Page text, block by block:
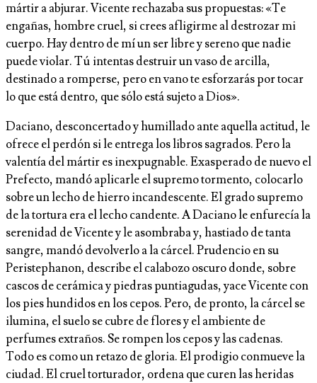
mártir a abjurar. Vicente rechazaba sus propuestas: «Te
engañas, hombre cruel, si crees afligirme al destrozar mi
cuerpo. Hay dentro de mí un ser libre y sereno que nadie
puede violar. Tú intentas destruir un vaso de arcilla,
destinado a romperse, pero en vano te esforzarás por tocar
lo que está dentro, que sólo está sujeto a Dios».
Daciano, desconcertado y humillado ante aquella actitud, le
ofrece el perdón si le entrega los libros sagrados. Pero la
valentía del mártir es inexpugnable. Exasperado de nuevo el
Prefecto, mandó aplicarle el supremo tormento, colocarlo
sobre un lecho de hierro incandescente. El grado supremo
de la tortura era el lecho candente. A Daciano le enfurecía la
serenidad de Vicente y le asombraba y, hastiado de tanta
sangre, mandó devolverlo a la cárcel. Prudencio en su
Peristephanon, describe el calabozo oscuro donde, sobre
cascos de cerámica y piedras puntiagudas, yace Vicente con
los pies hundidos en los cepos. Pero, de pronto, la cárcel se
ilumina, el suelo se cubre de flores y el ambiente de
perfumes extraños. Se rompen los cepos y las cadenas.
Todo es como un retazo de gloria. El prodigio conmueve la
ciudad. El cruel torturador, ordena que curen las heridas